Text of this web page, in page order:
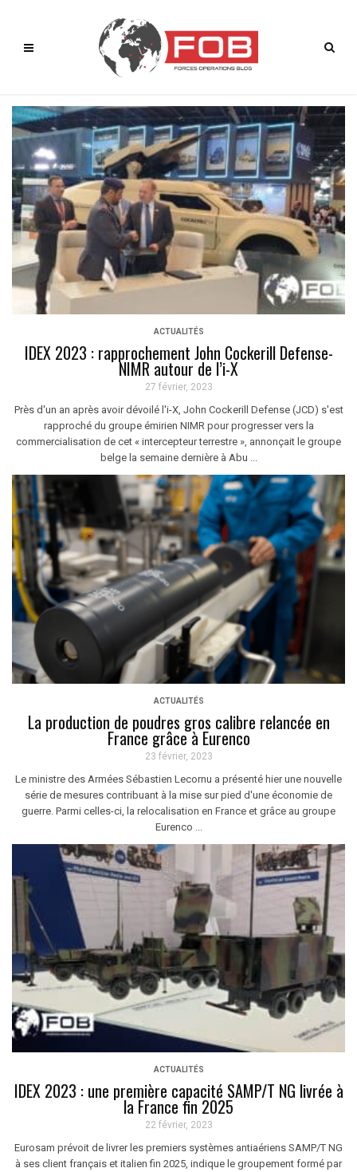
ACTUALITÉS
IDEX 2023 : rapprochement John Cockerill Defense-
NIMR autour de l’i-X
27 février, 2023
Près d'un an après avoir dévoilé l'i-X, John Cockerill Defense (JCD) s'est
rapproché du groupe émirien NIMR pour progresser vers la
commercialisation de cet « intercepteur terrestre », annonçait le groupe
belge la semaine dernière à Abu ...
ACTUALITÉS
La production de poudres gros calibre relancée en
France grâce à Eurenco
23 février, 2023
Le ministre des Armées Sébastien Lecornu a présenté hier une nouvelle
série de mesures contribuant à la mise sur pied d'une économie de
guerre. Parmi celles-ci, la relocalisation en France et grâce au groupe
Eurenco ...
ACTUALITÉS
IDEX 2023 : une première capacité SAMP/T NG livrée à
la France fin 2025
22 février, 2023
Eurosam prévoit de livrer les premiers systèmes antiaériens SAMP/T NG
à ses client français et italien fin 2025, indique le groupement formé par